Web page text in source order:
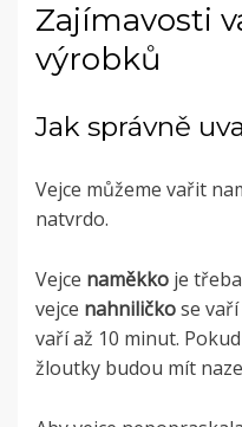
Zajímavosti
výrobků
Jak správně
Vejce můžeme vařit
natvrdo.
Vejce naměkko je
vejce nahniličkose
vaří až 10 minut.
žloutky budou mít